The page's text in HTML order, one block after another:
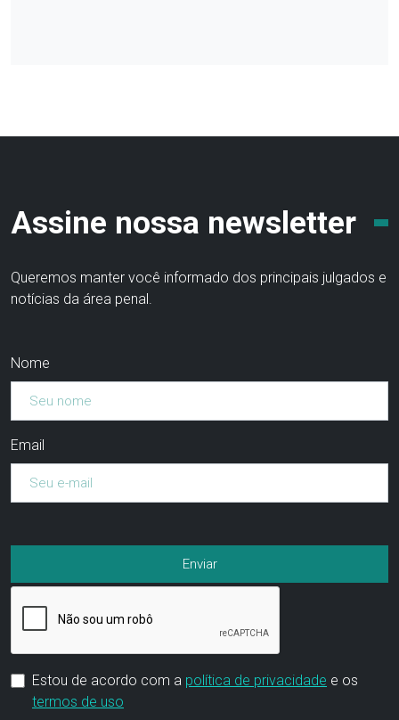
Assine nossa newsletter
Queremos manter você informado dos principais julgados e
notícias da área penal.
Nome
Email
Estou de acordo com a política de privacidade e os
termos de uso